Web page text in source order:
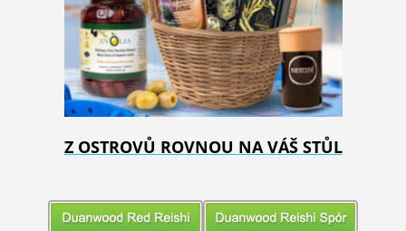
Z OSTROVŮ ROVNOU NA VÁŠ STŮL